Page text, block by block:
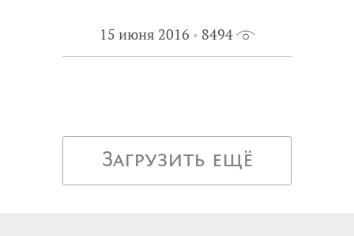
15 июня 2016 8494
Загрузить ещё